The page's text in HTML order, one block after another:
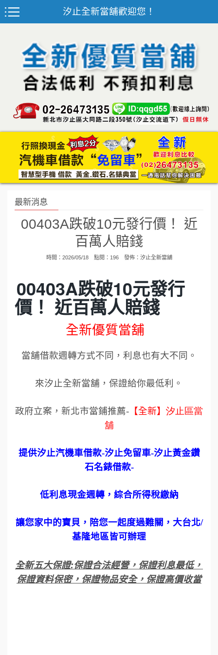
汐止全新當舖歡迎您！
最新消息
00403A跌破10元發行價！ 近
百萬人賠錢
時間：2026/05/18 點閱：196 發佈： 汐止全新當舖
00403A跌破10元發行
價！ 近百萬人賠錢
全新優質當舖
當舖借款週轉方式不同，利息也有大不同。
來汐止全新當舖，保證給你最低利。
政府立案，新北市當鋪推薦- 【全新】 汐止區當
舖
提供汐止汽機車借款-汐止免留車-汐止黃金鑽
石名錶借款-
低利息現金週轉，綜合所得稅繳納
讓您家中的寶貝，陪您一起度過難關，大台北/
基隆地區皆可辦理
全新五大保證:保證合法經營，保證利息最低，
保證資料保密，保證物品安全，保證高價收當